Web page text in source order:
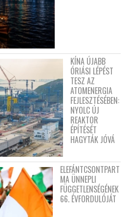
KÍNA ÚJABB
ÓRIÁSI LÉPÉST
TESZ AZ
ATOMENERGIA
FEJLESZTÉSÉBEN:
NYOLC ÚJ
REAKTOR
ÉPÍTÉSÉT
HAGYTÁK JÓVÁ
ELEFÁNTCSONTPART
MA ÜNNEPLI
FÜGGETLENSÉGÉNEK
66. ÉVFORDULÓJÁT